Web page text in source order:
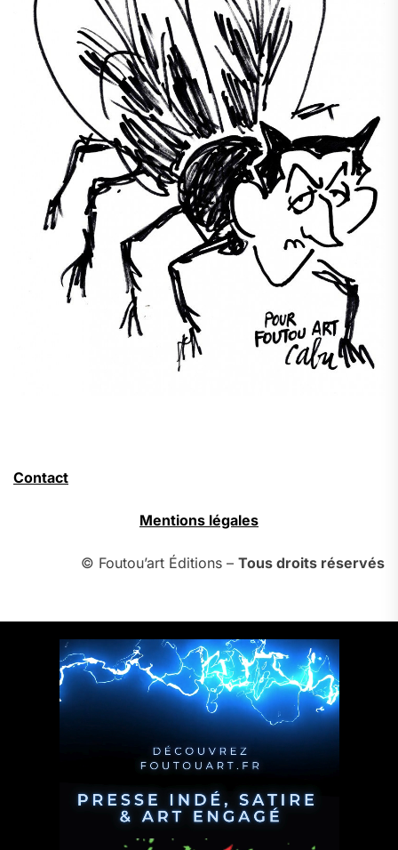
Contact
Mentions légales
© Foutou’art Éditions – Tous droits réservés